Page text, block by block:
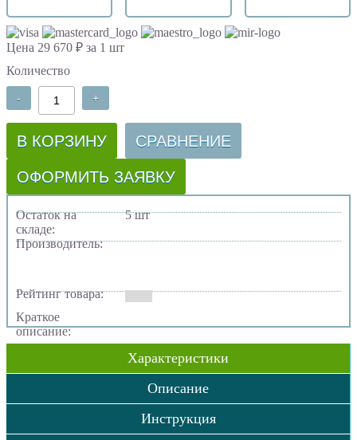
Цена 29 670 ₽ за 1 шт
Количество
- +
В КОРЗИНУ СРАВНЕНИЕ
ОФОРМИТЬ ЗАЯВКУ
Остаток на
складе:
5 шт
Производитель:
Рейтинг товара:
Краткое
описание:
Характеристики
Описание
Инструкция